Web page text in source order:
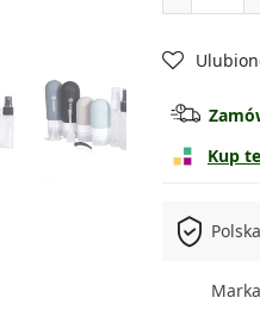
Kup
Polska
Marka